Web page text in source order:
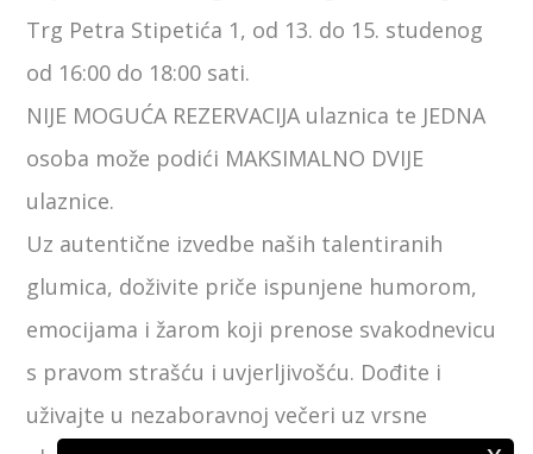
Trg Petra Stipetića 1, od 13. do 15. studenog
od 16:00 do 18:00 sati.
NIJE MOGUĆA REZERVACIJA ulaznica te JEDNA
osoba može podići MAKSIMALNO DVIJE
ulaznice.
Uz autentične izvedbe naših talentiranih
glumica, doživite priče ispunjene humorom,
emocijama i žarom koji prenose svakodnevicu
s pravom strašću i uvjerljivošću. Dođite i
uživajte u nezaboravnoj večeri uz vrsne